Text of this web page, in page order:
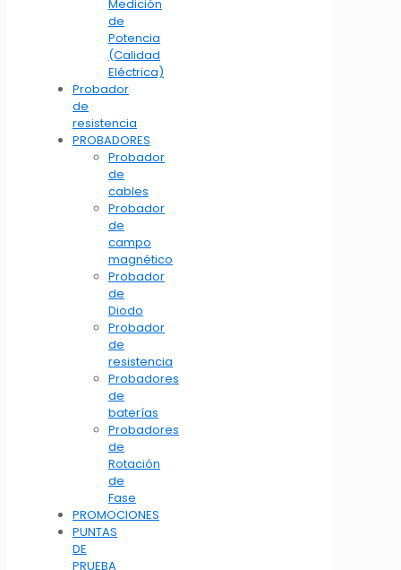
Medición
de
Potencia
(Calidad
Eléctrica)
Probador
de
resistencia
PROBADORES
Probador
de
cables
Probador
de
campo
magnético
Probador
de
Diodo
Probador
de
resistencia
Probadores
de
baterías
Probadores
de
Rotación
de
Fase
PROMOCIONES
PUNTAS
DE
PRUEBA